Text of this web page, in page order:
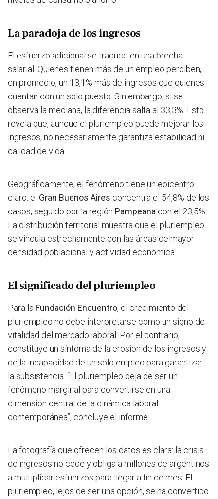
La paradoja de los ingresos
El esfuerzo adicional se traduce en una brecha
salarial. Quienes tienen más de un empleo perciben,
en promedio, un 13,1% más de ingresos que quienes
cuentan con un solo puesto. Sin embargo, si se
observa la mediana, la diferencia salta al 33,3%. Esto
revela que, aunque el pluriempleo puede mejorar los
ingresos, no necesariamente garantiza estabilidad ni
calidad de vida.
Geográficamente, el fenómeno tiene un epicentro
claro: el Gran Buenos Aires concentra el 54,8% de los
casos, seguido por la región Pampeana con el 23,5%.
La distribución territorial muestra que el pluriempleo
se vincula estrechamente con las áreas de mayor
densidad poblacional y actividad económica.
El significado del pluriempleo
Para la Fundación Encuentro, el crecimiento del
pluriempleo no debe interpretarse como un signo de
vitalidad del mercado laboral. Por el contrario,
constituye un síntoma de la erosión de los ingresos y
de la incapacidad de un solo empleo para garantizar
la subsistencia. “El pluriempleo deja de ser un
fenómeno marginal para convertirse en una
dimensión central de la dinámica laboral
contemporánea”, concluye el informe.
La fotografía que ofrecen los datos es clara: la crisis
de ingresos no cede y obliga a millones de argentinos
a multiplicar esfuerzos para llegar a fin de mes. El
pluriempleo, lejos de ser una opción, se ha convertido